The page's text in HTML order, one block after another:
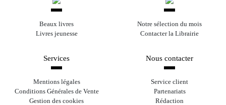
Beaux livres
Livres jeunesse
Notre sélection du mois
Contacter la Librairie
Services
Mentions légales
Conditions Générales de Vente
Gestion des cookies
Nous contacter
Service client
Partenariats
Rédaction